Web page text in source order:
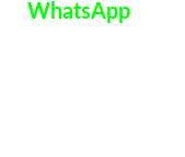
WhatsApp